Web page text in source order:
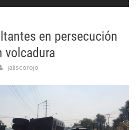
en persecución
volcadura
jaliscorojo